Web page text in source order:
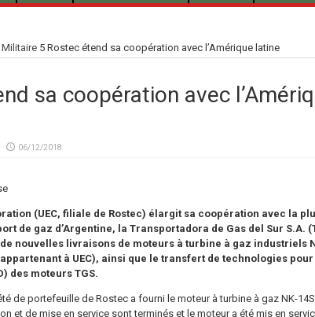
5 Rostec étend sa coopération avec l’Amérique latine
sa coopération avec
06/12/2018
(UEC, filiale de Rostec) élargit sa coopération avec la
de gaz d’Argentine, la Transportadora de Gas del Sur S.A.
nouvelles livraisons de moteurs à turbine à gaz industriels
à UEC), ainsi que le transfert de technologies
des moteurs TGS.
de portefeuille de Rostec a fourni le moteur à turbine à gaz NK-
et de mise en service sont terminés et le moteur a été mis en